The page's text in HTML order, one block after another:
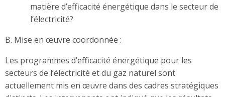
matière d’efficacité énergétique dans le secteur de
l’électricité?
B. Mise en œuvre coordonnée :
Les programmes d’efficacité énergétique pour les
secteurs de l’électricité et du gaz naturel sont
actuellement mis en œuvre dans des cadres stratégiques